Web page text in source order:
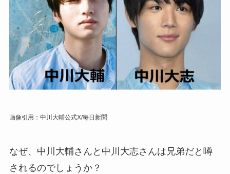
画像引用：中川大輔公式X/毎日新聞
なぜ、中川大輔さんと中川大志さんは兄弟だと噂
されるのでしょうか？